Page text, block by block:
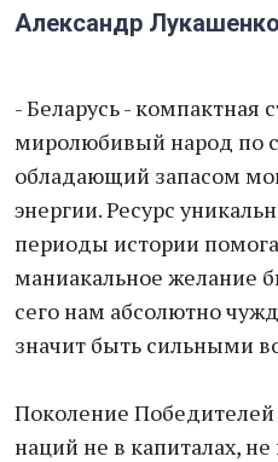
Александр
- Беларусь - компактная
миролюбивый народ по
обладающий запасом
энергии. Ресурс
периоды истории
маниакальное желание
сего нам абсолютно
значит быть сильными
Поколение Победителей
наций не в капиталах,